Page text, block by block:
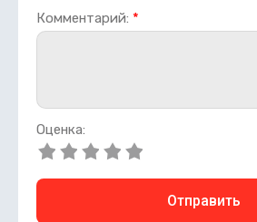
Комментарий: *
Оценка:
Отправить